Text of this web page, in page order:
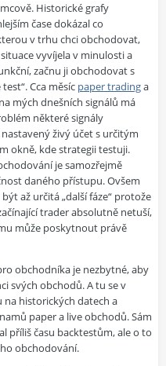
Historické grafy
čase dokázal co
v trhu chci obchodovat,
vyvíjela v minulosti a
začnu ji obchodovat s
Cca měsíc paper tradinga
mých dnešních signálů má
některé signály
živý účet s určitým
okně, kde strategii testuji.
je samozřejmě
daného přístupu. Ovšem
až určitá „další fáze“ protože
trader absolutně netuší,
může poskytnout právě
obchodníka je nezbytné, aby
svých obchodů. A tu se v
historických datech a
paper a live obchodů. Sám
příliš času backtestům, ale o to
obchodování.